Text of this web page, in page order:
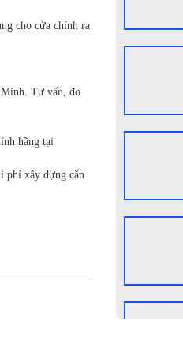
cho cửa chính ra
Minh. Tư vấn, đo
hãng tại
phí xây dựng căn